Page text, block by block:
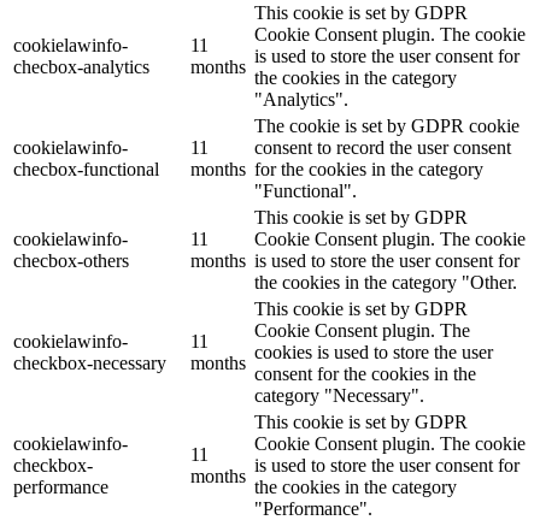
cookielawinfo-
checbox-analytics
11
months
This cookie is set by GDPR
Cookie Consent plugin. The cookie
is used to store the user consent for
the cookies in the category
"Analytics".
cookielawinfo-
checbox-functional
11
months
The cookie is set by GDPR cookie
consent to record the user consent
for the cookies in the category
"Functional".
cookielawinfo-
checbox-others
11
months
This cookie is set by GDPR
Cookie Consent plugin. The cookie
is used to store the user consent for
the cookies in the category "Other.
cookielawinfo-
checkbox-necessary
11
months
This cookie is set by GDPR
Cookie Consent plugin. The
cookies is used to store the user
consent for the cookies in the
category "Necessary".
cookielawinfo-
checkbox-
performance
11
months
This cookie is set by GDPR
Cookie Consent plugin. The cookie
is used to store the user consent for
the cookies in the category
"Performance".